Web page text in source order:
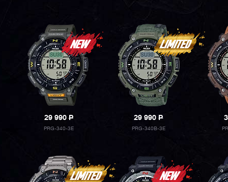
29 990P
PRG-340-3E
29 990P
PRG-340B-3E